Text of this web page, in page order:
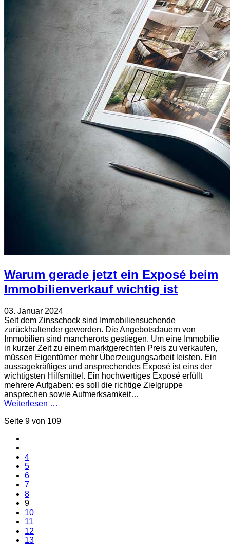
Warum gerade jetzt ein Exposé beim
Immobilienverkauf wichtig ist
03. Januar 2024
Seit dem Zinsschock sind Immobiliensuchende
zurückhaltender geworden. Die Angebotsdauern von
Immobilien sind mancherorts gestiegen. Um eine Immobilie
in kurzer Zeit zu einem marktgerechten Preis zu verkaufen,
müssen Eigentümer mehr Überzeugungsarbeit leisten. Ein
aussagekräftiges und ansprechendes Exposé ist eins der
wichtigsten Hilfsmittel. Ein hochwertiges Exposé erfüllt
mehrere Aufgaben: es soll die richtige Zielgruppe
ansprechen sowie Aufmerksamkeit…
Weiterlesen …
Seite 9 von 109
4
5
6
7
8
9
10
11
12
13